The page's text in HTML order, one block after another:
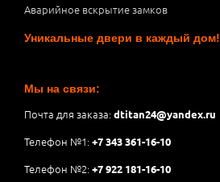
Аварийное вскрытие замков
Уникальные двери в каждый дом!
Мы на связи:
Почта для заказа:dtitan24@yandex.ru
Телефон №1:+7 343 361-16-10
Телефон №2:+7 922 181-16-10